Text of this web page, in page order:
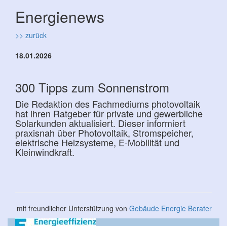
Energienews
>> zurück
18.01.2026
300 Tipps zum Sonnenstrom
Die Redaktion des Fachmediums photovoltaik
hat ihren Ratgeber für private und gewerbliche
Solarkunden aktualisiert. Dieser informiert
praxisnah über Photovoltaik, Stromspeicher,
elektrische Heizsysteme, E-Mobilität und
Kleinwindkraft.
mit freundlicher Unterstützung von Gebäude Energie Berater